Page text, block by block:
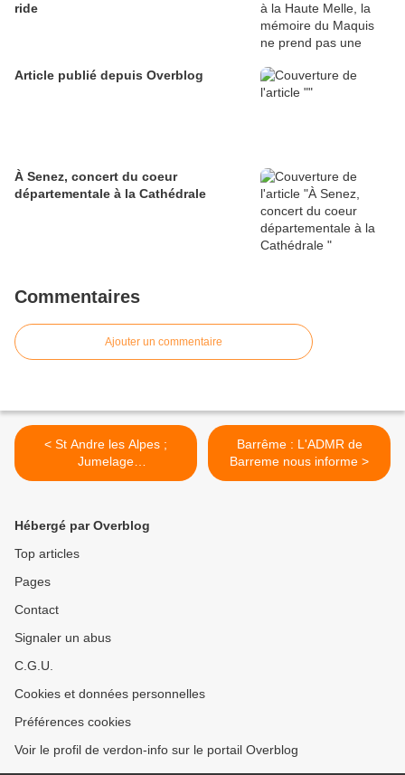
ride
Article publié depuis Overblog
À Senez, concert du coeur
départementale à la Cathédrale
Commentaires
Ajouter un commentaire
< St Andre les Alpes ;
Jumelage
VillettaBarrea/Saint André
Barrême : L'ADMR de
Barreme nous informe >
Hébergé par Overblog
Top articles
Pages
Contact
Signaler un abus
C.G.U.
Cookies et données personnelles
Préférences cookies
Voir le profil de verdon-info sur le portail Overblog